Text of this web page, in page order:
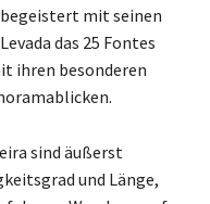
mit seinen
das 25 Fontes
ihren besonderen
sind äußerst
und Länge,